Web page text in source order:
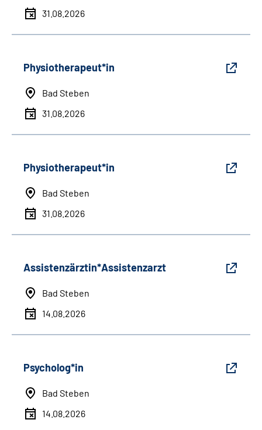
31.08.2026
Physiotherapeut*in
Bad Steben
31.08.2026
Physiotherapeut*in
Bad Steben
31.08.2026
Assistenzärztin*Assistenzarzt
Bad Steben
14.08.2026
Psycholog*in
Bad Steben
14.08.2026